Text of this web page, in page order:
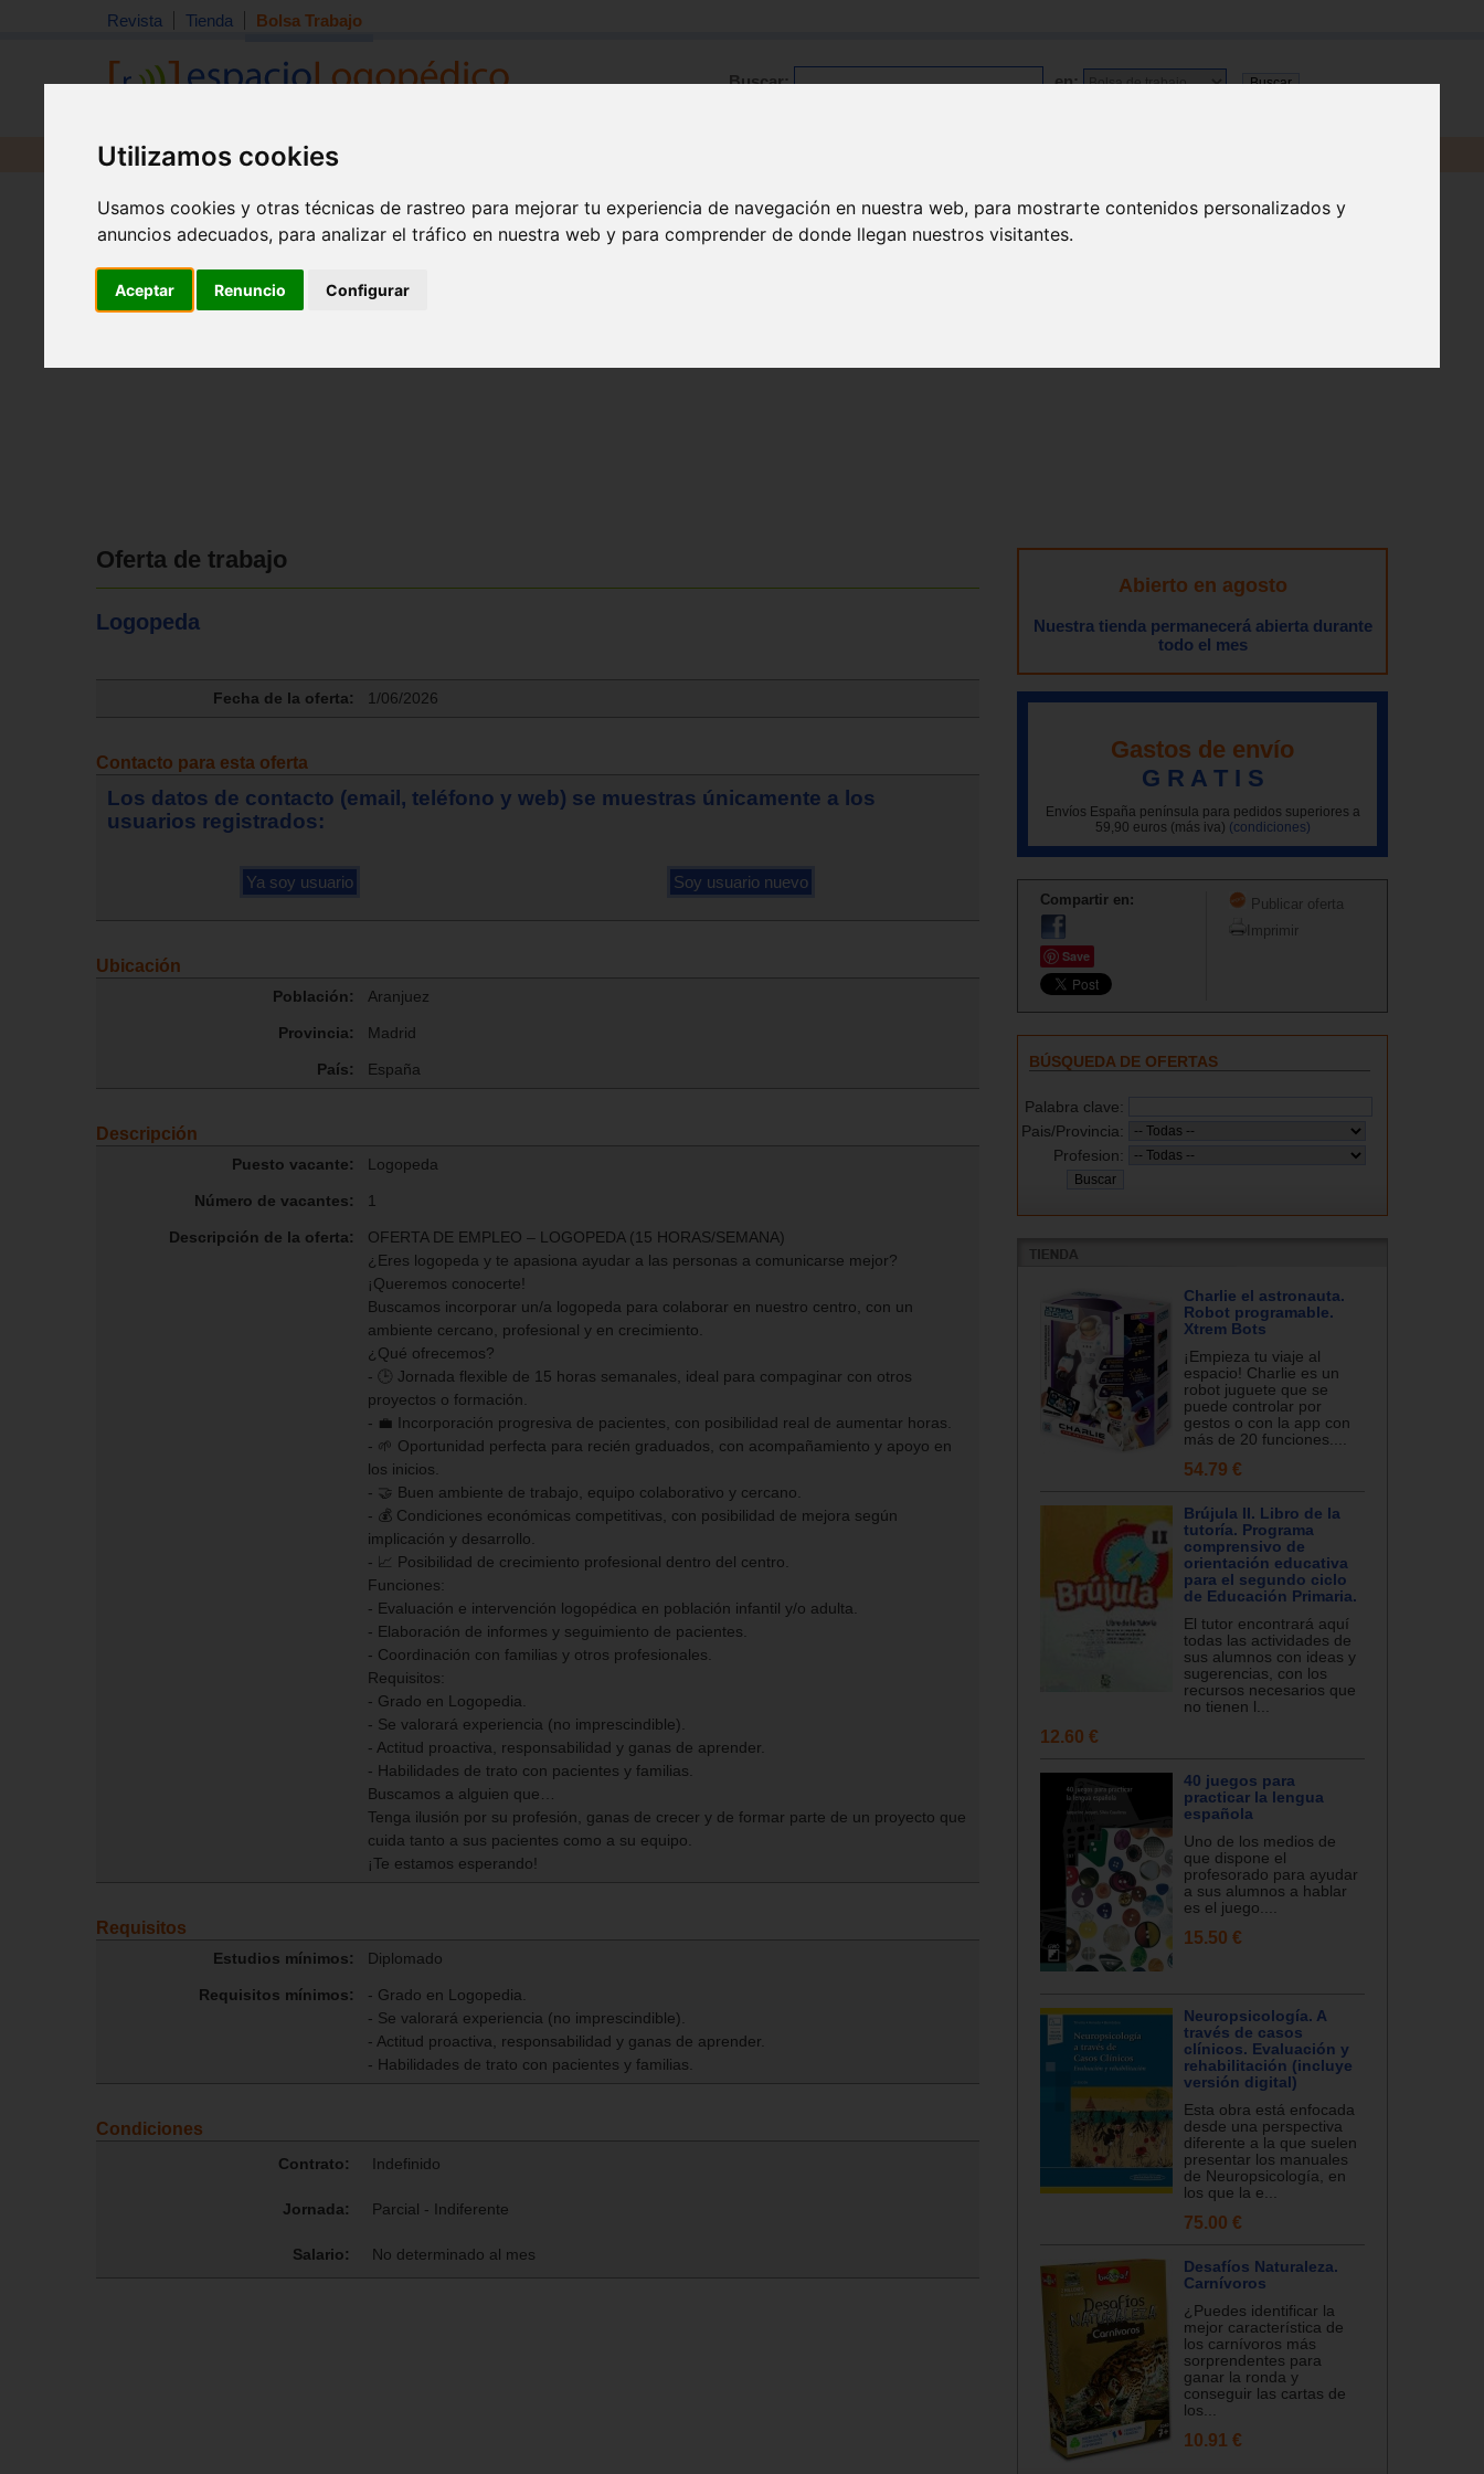
Utilizamos cookies
Usamos cookies y otras técnicas de rastreo para mejorar tu experiencia de navegación en nuestra web, para mostrarte contenidos personalizados y
anuncios adecuados, para analizar el tráfico en nuestra web y para comprender de donde llegan nuestros visitantes.
Aceptar Renuncio Configurar
Revista Tienda Bolsa Trabajo
Buscar: en:
Revista Libros Material
Bolsa de trabajo
Oferta de trabajo
Logopeda
Fecha de la oferta: 1/06/2026
Contacto para esta oferta
Los datos de contacto (email, teléfono y web) se muestras únicamente a los
usuarios registrados:
Ubicación
Población: Aranjuez
Provincia: Madrid
País: España
Descripción
Puesto vacante: Logopeda
Número de vacantes: 1
Descripción de la oferta:
OFERTA DE EMPLEO – LOGOPEDA (15 HORAS/SEMANA)
¿Eres logopeda y te apasiona ayudar a las personas a comunicarse mejor?
¡Queremos conocerte!
Buscamos incorporar un/a logopeda para colaborar en nuestro centro, con un
ambiente cercano, profesional y en crecimiento.
¿Qué ofrecemos?
- 🕒 Jornada flexible de 15 horas semanales, ideal para compaginar con otros
proyectos o formación.
- 💼 Incorporación progresiva de pacientes, con posibilidad real de aumentar horas.
- 🌱 Oportunidad perfecta para recién graduados, con acompañamiento y apoyo en
los inicios.
- 🤝 Buen ambiente de trabajo, equipo colaborativo y cercano.
- 💰 Condiciones económicas competitivas, con posibilidad de mejora según
implicación y desarrollo.
- 📈 Posibilidad de crecimiento profesional dentro del centro.
Funciones:
- Evaluación e intervención logopédica en población infantil y/o adulta.
- Elaboración de informes y seguimiento de pacientes.
- Coordinación con familias y otros profesionales.
Requisitos:
- Grado en Logopedia.
- Se valorará experiencia (no imprescindible).
- Actitud proactiva, responsabilidad y ganas de aprender.
- Habilidades de trato con pacientes y familias.
Buscamos a alguien que…
Tenga ilusión por su profesión, ganas de crecer y de formar parte de un proyecto que
cuida tanto a sus pacientes como a su equipo.
¡Te estamos esperando!
Requisitos
Estudios mínimos: Diplomado
Requisitos mínimos:
- Grado en Logopedia.
- Se valorará experiencia (no imprescindible).
- Actitud proactiva, responsabilidad y ganas de aprender.
- Habilidades de trato con pacientes y familias.
Condiciones
Contrato: Indefinido
Jornada: Parcial - Indiferente
Salario: No determinado al mes
Abierto en agosto
Nuestra tienda permanecerá abierta durante
todo el mes
Gastos de envío
G R A T I S
Envíos España península para pedidos superiores a
59,90 euros (más iva) (condiciones)
Compartir en:
Save
Publicar oferta
Imprimir
BÚSQUEDA DE OFERTAS
Palabra clave:
Pais/Provincia:
Profesion:
Charlie el astronauta.
Robot programable.
Xtrem Bots
¡Empieza tu viaje al
espacio! Charlie es un
robot juguete que se
puede controlar por
gestos o con la app con
más de 20 funciones....
54.79 €
Brújula II. Libro de la
tutoría. Programa
comprensivo de
orientación educativa
para el segundo ciclo
de Educación Primaria.
El tutor encontrará aquí
todas las actividades de
sus alumnos con ideas y
sugerencias, con los
recursos necesarios que
no tienen l...
12.60 €
40 juegos para
practicar la lengua
española
Uno de los medios de
que dispone el
profesorado para ayudar
a sus alumnos a hablar
es el juego....
15.50 €
Neuropsicología. A
través de casos
clínicos. Evaluación y
rehabilitación (incluye
versión digital)
Esta obra está enfocada
desde una perspectiva
diferente a la que suelen
presentar los manuales
de Neuropsicología, en
los que la e...
75.00 €
Desafíos Naturaleza.
Carnívoros
¿Puedes identificar la
mejor característica de
los carnívoros más
sorprendentes para
ganar la ronda y
conseguir las cartas de
los...
10.91 €